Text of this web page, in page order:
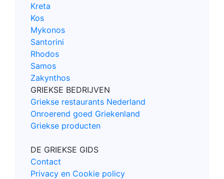
Kreta
Kos
Mykonos
Santorini
Rhodos
Samos
Zakynthos
GRIEKSE BEDRIJVEN
Griekse restaurants Nederland
Onroerend goed Griekenland
Griekse producten
DE GRIEKSE GIDS
Contact
Privacy en Cookie policy